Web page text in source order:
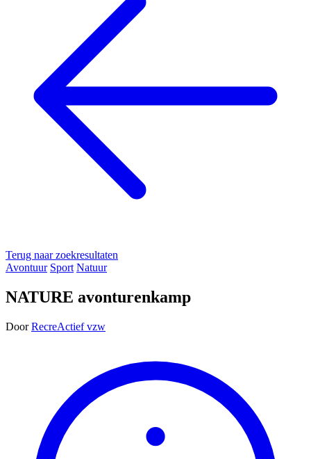
Terug naar zoekresultaten
Avontuur Sport Natuur
NATURE avonturenkamp
Door RecreActief vzw